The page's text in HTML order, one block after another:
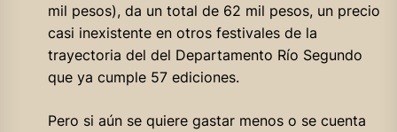
mil pesos), da un total de 62 mil pesos, un precio
casi inexistente en otros festivales de la
trayectoria del del Departamento Río Segundo
que ya cumple 57 ediciones.
Pero si aún se quiere gastar menos o se cuenta